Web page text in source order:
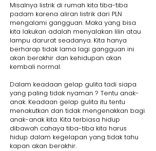
Misalnya listrik di rumah kita tiba-tiba
padam karena aliran listrik dari PLN
mengalami gangguan. Maka yang bisa
kita lakukan adalah menyalakan lilin atau
lampu darurat seadanya. Kita hanya
berharap tidak lama lagi gangguan ini
akan berakhir dan kehidupan akan
kembali normal.
Dalam keadaan gelap gulita tadi siapa
yang paling tidak nyaman ? Tentu anak-
anak. Keadaan gelap gulita itu tentu
menakutkan dan tidak mengenakkan bagi
anak-anak kita. Kita terbiasa hidup
dibawah cahaya tiba-tiba kita harus
hidup dalam kegelapan yang tidak tahu
kapan akan berakhir.